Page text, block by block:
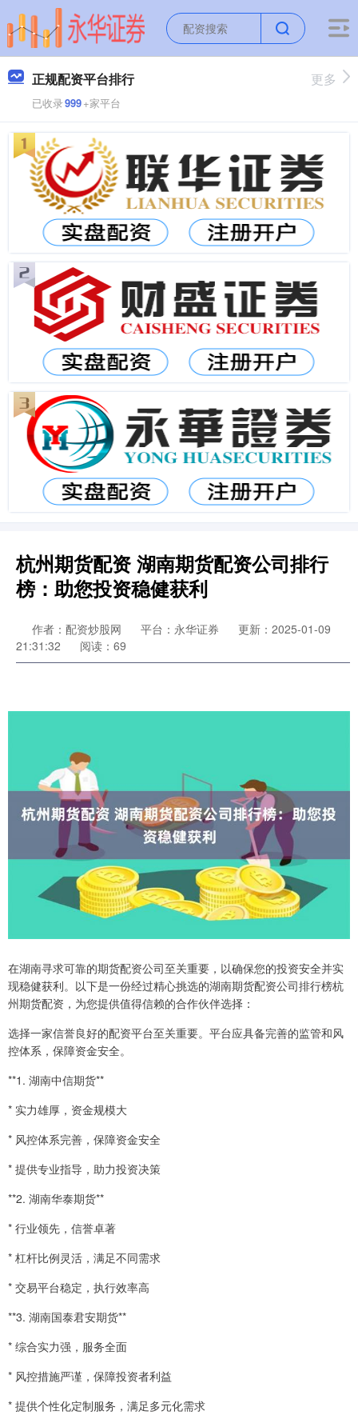
正规配资平台排行
已收录999+家平台
更多
杭州期货配资 湖南期货配资公司排行
榜：助您投资稳健获利
作者：配资炒股网 平台：永华证券
更新：2025-01-09
21:31:32
阅读：69
在湖南寻求可靠的期货配资公司至关重要，以确保您的投资安全并实
现稳健获利。以下是一份经过精心挑选的湖南期货配资公司排行榜杭
州期货配资，为您提供值得信赖的合作伙伴选择：
选择一家信誉良好的配资平台至关重要。平台应具备完善的监管和风
控体系，保障资金安全。
**1. 湖南中信期货**
* 实力雄厚，资金规模大
* 风控体系完善，保障资金安全
* 提供专业指导，助力投资决策
**2. 湖南华泰期货**
* 行业领先，信誉卓著
* 杠杆比例灵活，满足不同需求
* 交易平台稳定，执行效率高
**3. 湖南国泰君安期货**
* 综合实力强，服务全面
* 风控措施严谨，保障投资者利益
* 提供个性化定制服务，满足多元化需求